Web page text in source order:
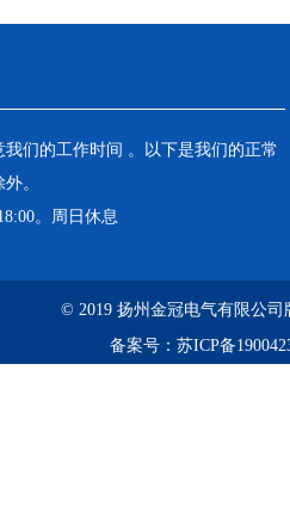
们的工作时间 。以下是我们的正常
。
。周日休息
© 2019 扬州金冠电气有限公
备案号： 苏ICP备